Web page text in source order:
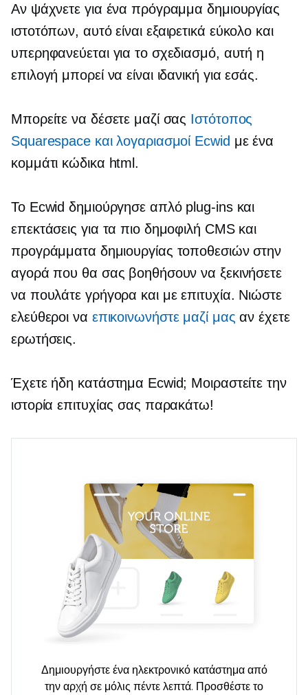
Αν ψάχνετε για ένα πρόγραμμα δημιουργίας
ιστοτόπων, αυτό είναι εξαιρετικά εύκολο και
υπερηφανεύεται για το σχεδιασμό, αυτή η
επιλογή μπορεί να είναι ιδανική για εσάς.
Μπορείτε να δέσετε μαζί σας Ιστότοπος
Squarespace και λογαριασμοί Ecwid με ένα
κομμάτι κώδικα html.
Το Ecwid δημιούργησε απλό plug-insκαι
επεκτάσεις για τα πιο δημοφιλή CMS και
προγράμματα δημιουργίας τοποθεσιών στην
αγορά που θα σας βοηθήσουν να ξεκινήσετε
να πουλάτε γρήγορα και με επιτυχία. Νιώστε
ελεύθεροι να επικοινωνήστε μαζί μας αν έχετε
ερωτήσεις.
Έχετε ήδη κατάστημα Ecwid; Μοιραστείτε την
ιστορία επιτυχίας σας παρακάτω!
Δημιουργήστε ένα ηλεκτρονικό κατάστημα από
την αρχή σε μόλις πέντε λεπτά. Προσθέστε το